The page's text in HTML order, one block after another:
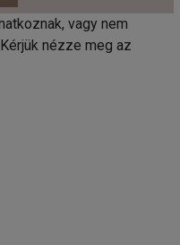
vagy nem
nézze meg az